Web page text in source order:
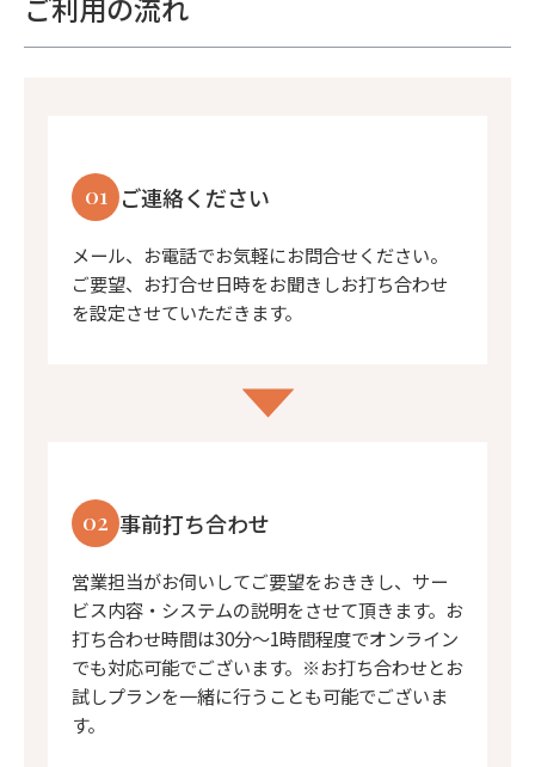
01 ご連絡ください
メール、お電話でお気軽にお問合せください。
ご要望、お打合せ日時をお聞きしお打ち合わせ
を設定させていただきます。
02 事前打ち合わせ
営業担当がお伺いしてご要望をおききし、サー
ビス内容・システムの説明をさせて頂きます。お
打ち合わせ時間は30分〜1時間程度でオンライン
でも対応可能でございます。※お打ち合わせとお
試しプランを一緒に行うことも可能でございま
す。